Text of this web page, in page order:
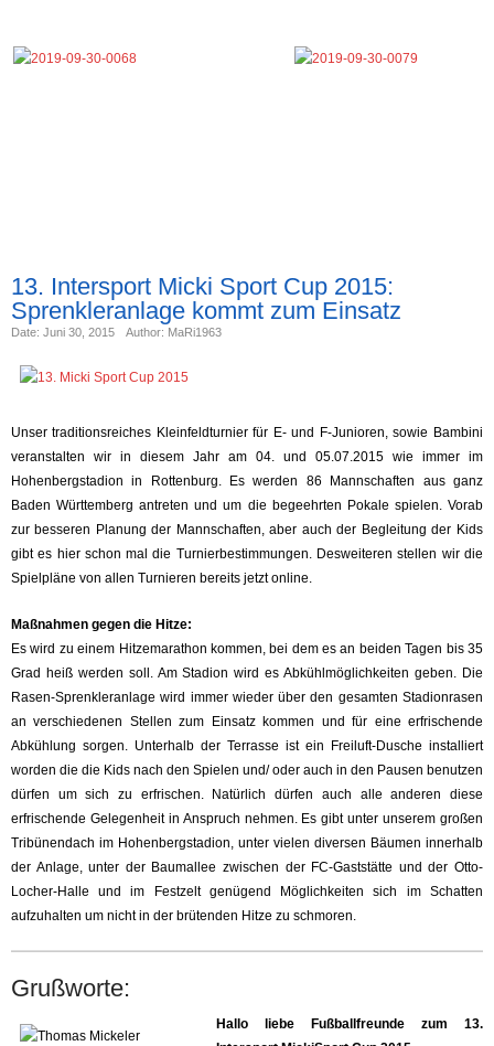
13. Intersport Micki Sport Cup 2015:
Sprenkleranlage kommt zum Einsatz
Date: Juni 30, 2015 Author: MaRi1963
Unser traditionsreiches Kleinfeldturnier für E- und F-Junioren, sowie Bambini
veranstalten wir in diesem Jahr am 04. und 05.07.2015 wie immer im
Hohenbergstadion in Rottenburg. Es werden 86 Mannschaften aus ganz
Baden Württemberg antreten und um die begeehrten Pokale spielen. Vorab
zur besseren Planung der Mannschaften, aber auch der Begleitung der Kids
gibt es hier schon mal die Turnierbestimmungen. Desweiteren stellen wir die
Spielpläne von allen Turnieren bereits jetzt online.
Maßnahmen gegen die Hitze:
Es wird zu einem Hitzemarathon kommen, bei dem es an beiden Tagen bis 35
Grad heiß werden soll. Am Stadion wird es Abkühlmöglichkeiten geben. Die
Rasen-Sprenkleranlage wird immer wieder über den gesamten Stadionrasen
an verschiedenen Stellen zum Einsatz kommen und für eine erfrischende
Abkühlung sorgen. Unterhalb der Terrasse ist ein Freiluft-Dusche installiert
worden die die Kids nach den Spielen und/ oder auch in den Pausen benutzen
dürfen um sich zu erfrischen. Natürlich dürfen auch alle anderen diese
erfrischende Gelegenheit in Anspruch nehmen. Es gibt unter unserem großen
Tribünendach im Hohenbergstadion, unter vielen diversen Bäumen innerhalb
der Anlage, unter der Baumallee zwischen der FC-Gaststätte und der Otto-
Locher-Halle und im Festzelt genügend Möglichkeiten sich im Schatten
aufzuhalten um nicht in der brütenden Hitze zu schmoren.
Grußworte:
Hallo liebe Fußballfreunde zum 13.